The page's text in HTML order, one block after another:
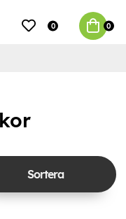
0 0
Sortera